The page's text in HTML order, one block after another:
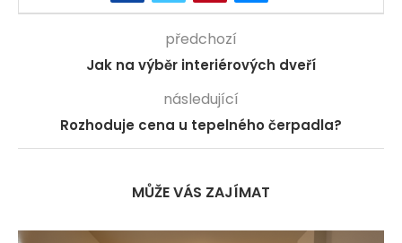
předchozí
Jak na výběr interiérových dveří
následující
Rozhoduje cena u tepelného čerpadla?
MŮŽE VÁS ZAJÍMAT